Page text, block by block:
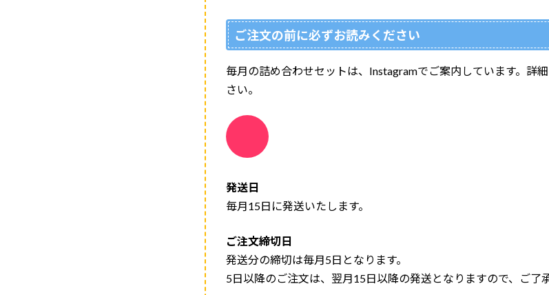
ご注文の前に必ずお読みください
毎月の詰め合わせセットは、Instagramでご案内しています。詳
さい。
発送日
毎月15日に発送いたします。
ご注文締切日
発送分の締切は毎月5日となります。
5日以降のご注文は、翌月15日以降の発送となりますので、ご了